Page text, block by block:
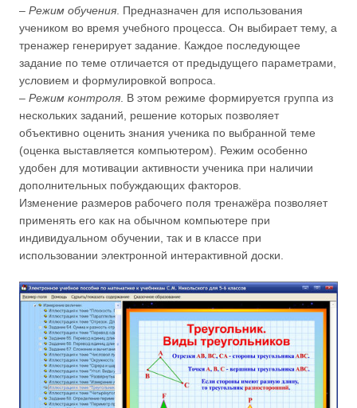
– Режим обучения . Предназначен для использования
учеником во время учебного процесса. Он выбирает тему, а
тренажер генерирует задание. Каждое последующее
задание по теме отличается от предыдущего параметрами,
условием и формулировкой вопроса.
– Режим контроля . В этом режиме формируется группа из
нескольких заданий, решение которых позволяет
объективно оценить знания ученика по выбранной теме
(оценка выставляется компьютером). Режим особенно
удобен для мотивации активности ученика при наличии
дополнительных побуждающих факторов.
Изменение размеров рабочего поля тренажёра позволяет
применять его как на обычном компьютере при
индивидуальном обучении, так и в классе при
использовании электронной интерактивной доски.